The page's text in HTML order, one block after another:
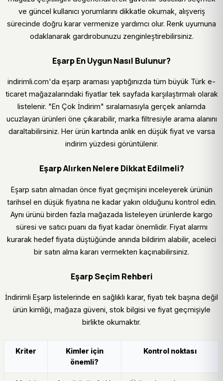
ve güncel kullanıcı yorumlarını dikkatle okumak, alışveriş
sürecinde doğru karar vermenize yardımcı olur. Renk uyumuna
odaklanarak gardırobunuzu zenginleştirebilirsiniz.
Eşarp En Uygun Nasıl Bulunur?
indirimli.com'da eşarp araması yaptığınızda tüm büyük Türk e-
ticaret mağazalarındaki fiyatlar tek sayfada karşılaştırmalı olarak
listelenir. "En Çok İndirim" sıralamasıyla gerçek anlamda
ucuzlayan ürünleri öne çıkarabilir, marka filtresiyle arama alanını
daraltabilirsiniz. Her ürün kartında anlık en düşük fiyat ve varsa
indirim yüzdesi görüntülenir.
Eşarp Alırken Nelere Dikkat Edilmeli?
Eşarp satın almadan önce fiyat geçmişini inceleyerek ürünün
tarihsel en düşük fiyatına ne kadar yakın olduğunu kontrol edin.
Aynı ürünü birden fazla mağazada listeleyen ürünlerde kargo
süresi ve satıcı puanı da fiyat kadar önemlidir. Fiyat alarmı
kurarak hedef fiyata düştüğünde anında bildirim alabilir, aceleci
bir satın alma kararı vermekten kaçınabilirsiniz.
Eşarp Seçim Rehberi
İndirimli Eşarp listelerinde en sağlıklı karar, fiyatı tek başına değil
ürün kimliği, mağaza güveni, stok bilgisi ve fiyat geçmişiyle
birlikte okumaktır.
Kriter
Kimler için
önemli?
Kontrol noktası